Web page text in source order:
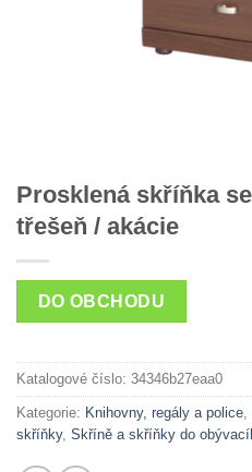
Prosklená skříňka
třešeň / akácie
DO OBCHODU
Katalogové číslo: 34346b27eaa0
Kategorie: Knihovny, regály a police,
skříňky, Skříně a skříňky do